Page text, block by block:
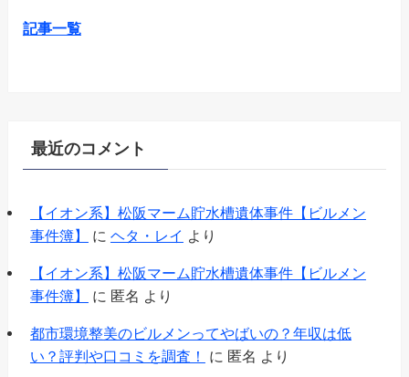
記事一覧
最近のコメント
【イオン系】松阪マーム貯水槽遺体事件【ビルメン
事件簿】
に ヘタ・レイ より
【イオン系】松阪マーム貯水槽遺体事件【ビルメン
事件簿】
に 匿名 より
都市環境整美のビルメンってやばいの？年収は低
い？評判や口コミを調査！
に 匿名 より